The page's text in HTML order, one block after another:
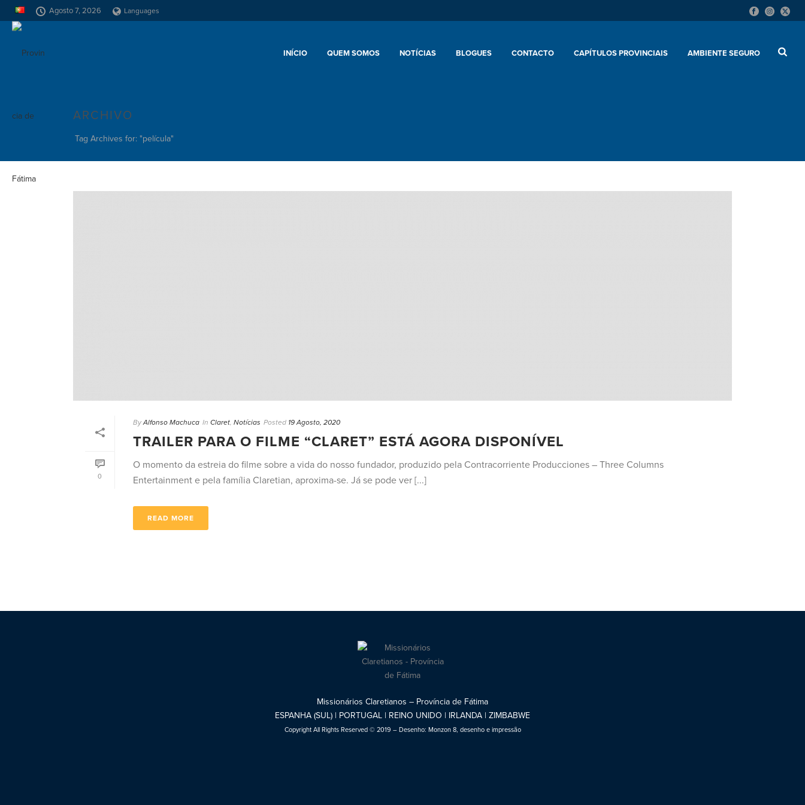
Agosto 7, 2026 Languages
INÍCIO QUEM SOMOS NOTÍCIAS BLOGUES CONTACTO CAPÍTULOS PROVINCIAIS AMBIENTE SEGURO
ARCHIVO
Tag Archives for: "película"
0
By Alfonso Machuca In Claret, Notícias Posted 19 Agosto, 2020
TRAILER PARA O FILME “CLARET” ESTÁ AGORA DISPONÍVEL
O momento da estreia do filme sobre a vida do nosso fundador, produzido pela Contracorriente Producciones – Three Columns
Entertainment e pela família Claretian, aproxima-se. Já se pode ver [...]
READ MORE
Missionários Claretianos – Província de Fátima
ESPANHA (SUL) | PORTUGAL | REINO UNIDO | IRLANDA | ZIMBABWE
Copyright All Rights Reserved © 2019 – Desenho: Monzon 8, desenho e impressão